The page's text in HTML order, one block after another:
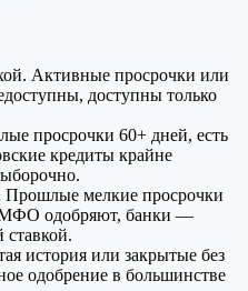
Активные просрочки или
доступны только
просрочки 60+ дней, есть
кредиты крайне
мелкие просрочки
МФО одобряют, банки —
история или закрытые без
одобрение в большинстве